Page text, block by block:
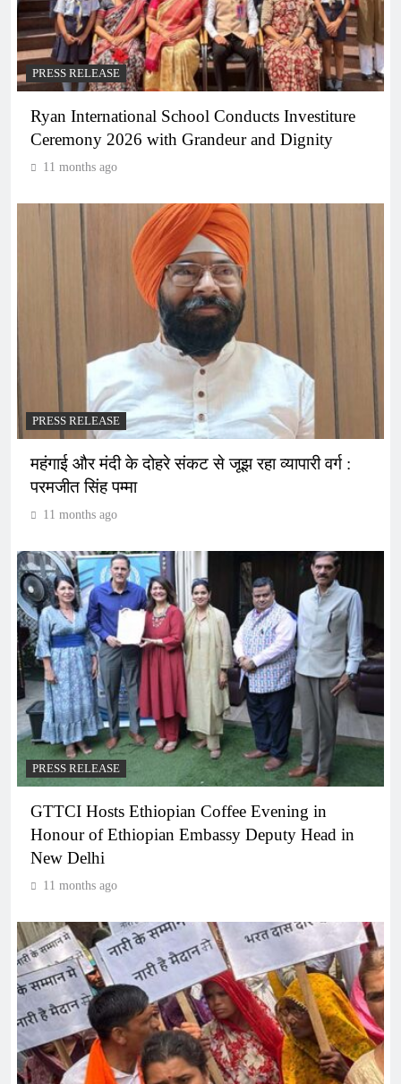
PRESS RELEASE
Ryan International School Conducts Investiture
Ceremony 2026 with Grandeur and Dignity
11 months ago
PRESS RELEASE
महंगाई और मंदी के दोहरे संकट से जूझ रहा व्यापारी वर्ग :
परमजीत सिंह पम्मा
11 months ago
PRESS RELEASE
GTTCI Hosts Ethiopian Coffee Evening in
Honour of Ethiopian Embassy Deputy Head in
New Delhi
11 months ago